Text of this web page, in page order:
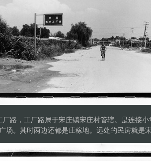
厂路，工厂路属于宋庄镇宋庄村管辖。是连接
场。其时两边还都是庄稼地。远处的民房就是